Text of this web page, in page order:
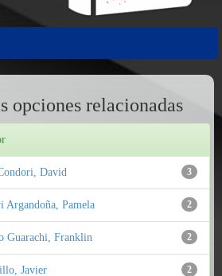
opciones relacionadas
3
David
2
Argandoña, Pamela
2
Guarachi, Franklin
2
Javier